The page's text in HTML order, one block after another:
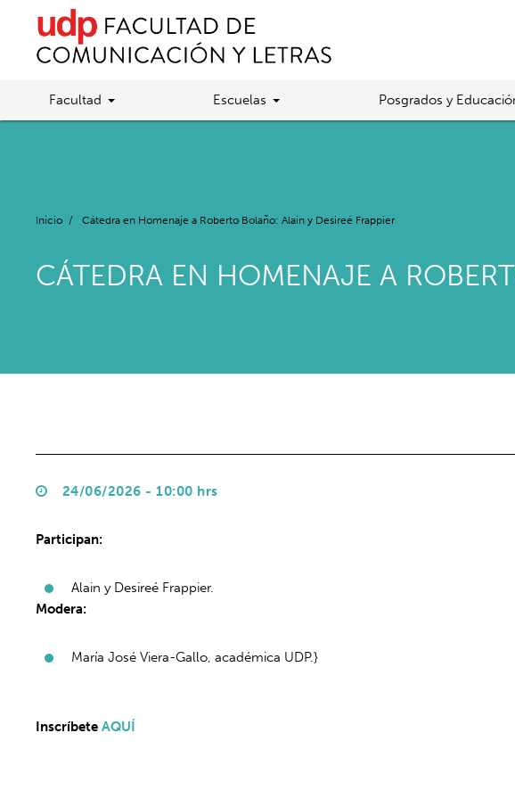
Facultad Escuelas Posgrados y
Inicio / Cátedra en Homenaje a Roberto Bolaño: Alain y Desireé Frappier
CÁTEDRA EN HOMENAJE A
24/06/2026 - 10:00 hrs
Participan:
Alain y Desireé Frappier.
Modera:
María José Viera-Gallo, académica UDP.}
InscríbeteAQUÍ